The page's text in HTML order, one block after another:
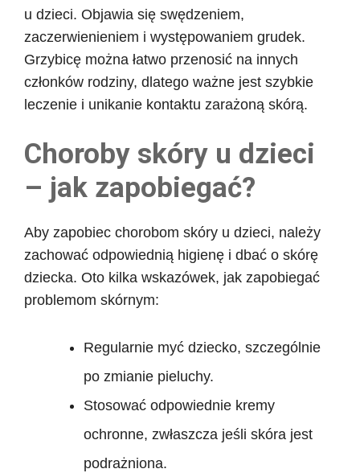
u dzieci. Objawia się swędzeniem,
zaczerwienieniem i występowaniem grudek.
Grzybicę można łatwo przenosić na innych
członków rodziny, dlatego ważne jest szybkie
leczenie i unikanie kontaktu zarażoną skórą.
Choroby skóry u dzieci
– jak zapobiegać?
Aby zapobiec chorobom skóry u dzieci, należy
zachować odpowiednią higienę i dbać o skórę
dziecka. Oto kilka wskazówek, jak zapobiegać
problemom skórnym:
Regularnie myć dziecko, szczególnie
po zmianie pieluchy.
Stosować odpowiednie kremy
ochronne, zwłaszcza jeśli skóra jest
podrażniona.